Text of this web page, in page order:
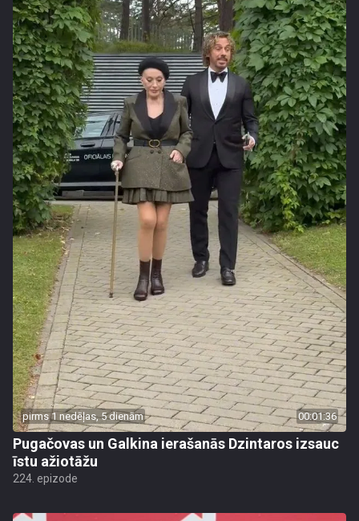
pirms 1 nedēļas, 5 dienām 00:01:36
Pugačovas un Galkina ierašanās Dzintaros izsauc
īstu ažiotāžu
224. epizode